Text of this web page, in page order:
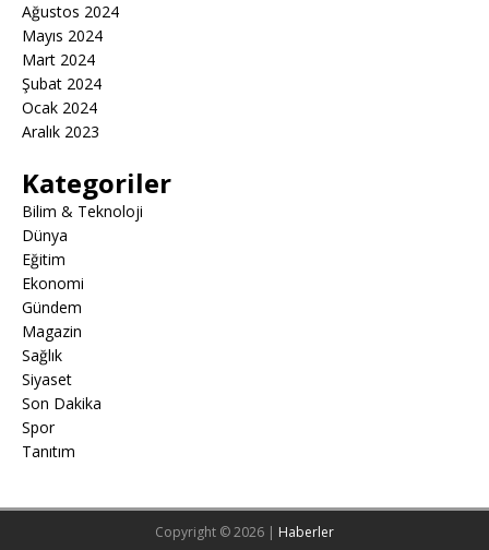
Ağustos 2024
Mayıs 2024
Mart 2024
Şubat 2024
Ocak 2024
Aralık 2023
Kategoriler
Bilim & Teknoloji
Dünya
Eğitim
Ekonomi
Gündem
Magazin
Sağlık
Siyaset
Son Dakika
Spor
Tanıtım
Copyright © 2026 | Haberler